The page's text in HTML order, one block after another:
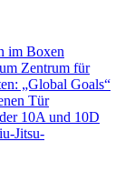
im Boxen
Zentrum für
„Global Goals“
Tür
10A und 10D
Jitsu-